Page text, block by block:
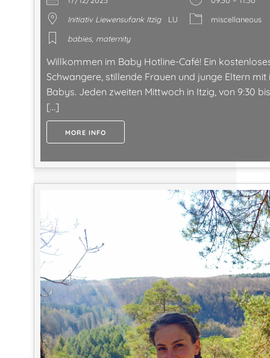
Initiativ Liewensufank Itzig
LU
miscellaneous
babies, maternity
Willkommen im Baby Hotline-Café! Ein
Schwangere, stillende Frauen und junge Eltern mit
Babys. Jeden zweiten Mittwoch in Itzig, von 9:30 bis
[…]
MORE INFO